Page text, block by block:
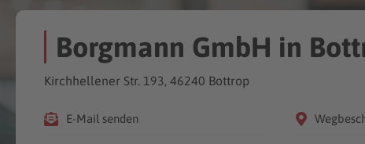
Borgmann GmbH in
Kirchhellener Str. 193, 46240 Bottrop
E-Mail senden